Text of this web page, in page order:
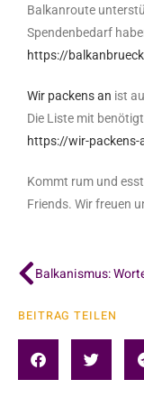
Balkanroute
Spendenbedarf
https://
Wir packens an ist
Die Liste mit
https://wir-
Kommt rum und
Friends. Wir freuen
BEITRAG TEILEN